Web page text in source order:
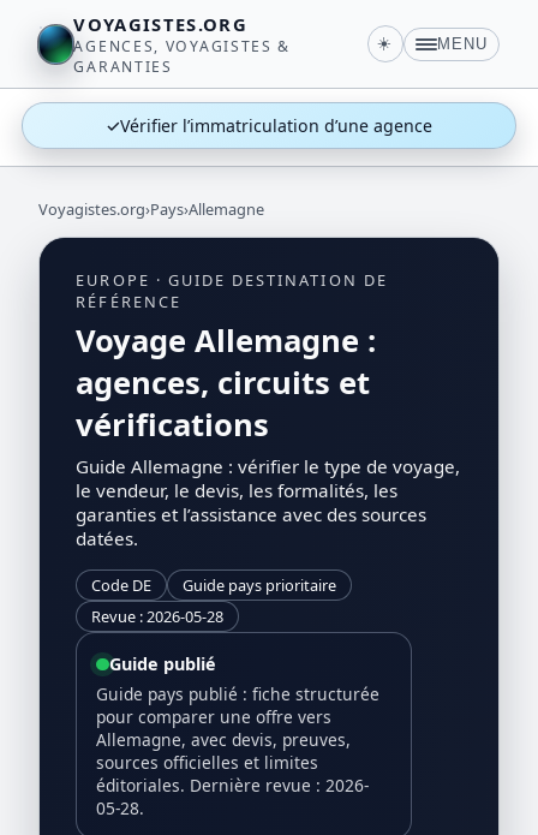
VOYAGISTES.ORG
AGENCES, VOYAGISTES &
GARANTIES
☀️ MENU
✓Vérifier l’immatriculation d’une agence
Voyagistes.org›Pays›Allemagne
EUROPE · GUIDE DESTINATION DE
RÉFÉRENCE
Voyage Allemagne :
agences, circuits et
vérifications
Guide Allemagne : vérifier le type de voyage,
le vendeur, le devis, les formalités, les
garanties et l’assistance avec des sources
datées.
Code DE
Guide pays prioritaire
Revue : 2026-05-28
Guide publié
Guide pays publié : fiche structurée
pour comparer une offre vers
Allemagne, avec devis, preuves,
sources officielles et limites
éditoriales. Dernière revue : 2026-
05-28.